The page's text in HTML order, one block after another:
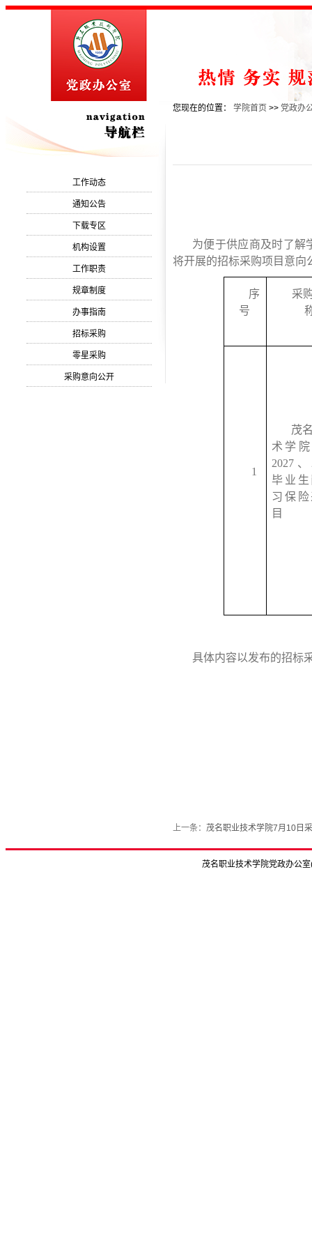
工作动态
通知公告
下载专区
机构设置
工作职责
规章制度
办事指南
招标采购
零星采购
采购意向公开
您现在的位置： 学院首页 >> 党政办
为便于供应商及时了解
将开展的招标采购项目意向
序
号
采
1
茂
术学院
2027、
毕业
习保
目
具体内容以发布的招标
上一条： 茂名职业技术学院7月10日
茂名职业技术学院党政办公